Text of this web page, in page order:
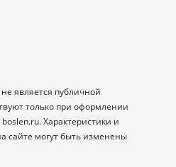
является публичной
только при оформлении
Характеристики и
сайте могут быть изменены